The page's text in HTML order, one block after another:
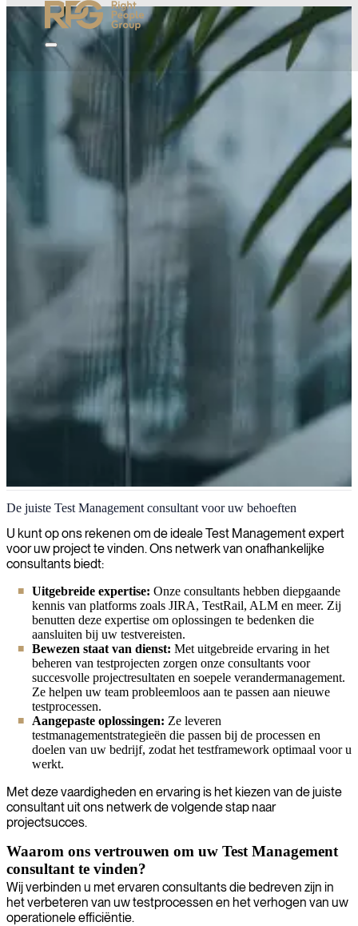
Test management
Wij leveren bekwame testmanagers voor uw softwareprojecten, die
kwaliteit garanderen in elke fase van de testcyclus. Onze experts
ontwerpen en implementeren uitgebreide teststrategieën om ervoor
voldoet.
De juiste Test Management consultant voor uw behoeften
U kunt op ons rekenen om de ideale Test Management expert
voor uw project te vinden. Ons netwerk van onafhankelijke
consultants biedt:
Uitgebreide expertise: Onze consultants hebben diepgaande
kennis van platforms zoals JIRA, TestRail, ALM en meer. Zij
benutten deze expertise om oplossingen te bedenken die
aansluiten bij uw testvereisten.
Bewezen staat van dienst: Met uitgebreide ervaring in het
beheren van testprojecten zorgen onze consultants voor
succesvolle projectresultaten en soepele verandermanagement.
Ze helpen uw team probleemloos aan te passen aan nieuwe
testprocessen.
Aangepaste oplossingen: Ze leveren
testmanagementstrategieën die passen bij de processen en
doelen van uw bedrijf, zodat het testframework optimaal voor u
werkt.
Met deze vaardigheden en ervaring is het kiezen van de juiste
consultant uit ons netwerk de volgende stap naar
projectsucces.
Waarom ons vertrouwen om uw Test Management
consultant te vinden?
Wij verbinden u met ervaren consultants die bedreven zijn in
het verbeteren van uw testprocessen en het verhogen van uw
operationele efficiëntie.